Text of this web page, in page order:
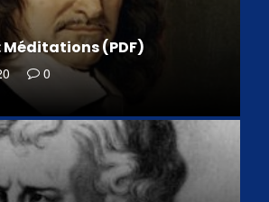
Méditations (PDF)
0